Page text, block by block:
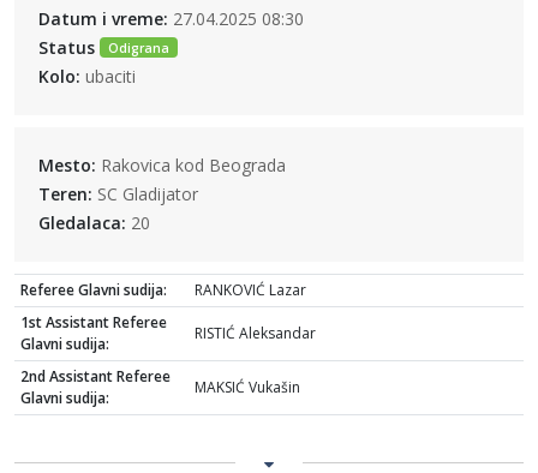
Datum i vreme: 27.04.2025 08:30
Status
Odigrana
Kolo: ubaciti
Mesto: Rakovica kod Beograda
Teren: SC Gladijator
Gledalaca: 20
Referee Glavni sudija:
RANKOVIĆ Lazar
1st Assistant Referee
Glavni sudija:
RISTIĆ Aleksandar
2nd Assistant Referee
Glavni sudija:
MAKSIĆ Vukašin